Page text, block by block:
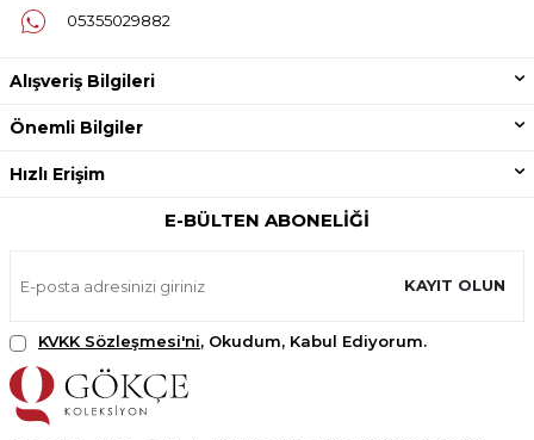
05355029882
Alışveriş Bilgileri
Önemli Bilgiler
Hızlı Erişim
E-BÜLTEN ABONELIĞI
KAYIT OLUN
KVKK Sözleşmesi'ni, Okudum, Kabul Ediyorum.